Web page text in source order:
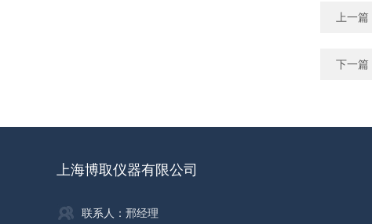
上一篇
下一篇
上海博取仪器有限公司
联系人：邢经理